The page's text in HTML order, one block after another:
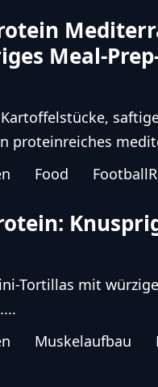
Meal-
proteinreiches
Food FootballR
Tortillas mit
Muskelaufbau